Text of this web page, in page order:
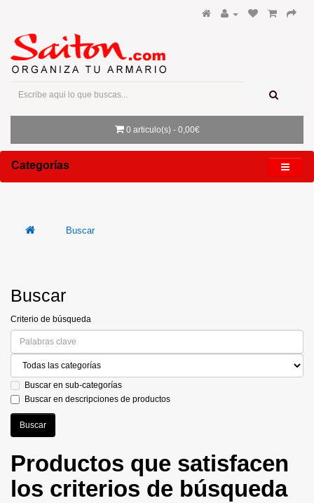
0 articulo(s) - 0,00€
Categorías
Buscar
Buscar
Criterio de búsqueda
Buscar en sub-categorías
Buscar en descripciones de productos
Productos que satisfacen
los criterios de búsqueda